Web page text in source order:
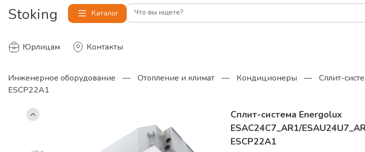
Stoking Каталог Что вы ищете?
Юрлицам Контакты
Инженерное оборудование — Отопление и климат — Кондиционеры — Сплит-
ESCP22A1
Сплит-система Energolux
ESAC24C7_AR1/
ESCP22A1